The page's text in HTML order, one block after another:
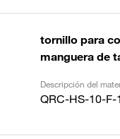
tornillo para
manguera de
Descripción del
QRC-HS-10-F-